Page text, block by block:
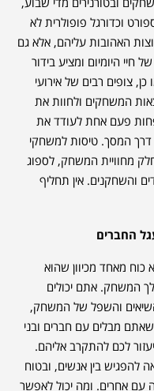
וכדורגל פופולרית לא
האהובות עליהם, אלא גם
חיי היומיום ומציע בידור
צופים רבים של אירועי
המשחקים ולחוות את
פעם אחת לעודד את
דרך המסך. טיסות למשחקי
מחוויית המשחק, לספוג
והשחקנים. אין תחליף
החברים
כוח מאחד מכיוון שהוא
המשחק. אתם יכולים
השיאים והשפל של המשחק,
מבלים עם חברים ובני
לכם להתקרב אליהם.
להפגיש בין אנשים, ובטוח
אחרים. ומה יכול לאפשר